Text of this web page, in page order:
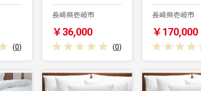
(0)
長崎県壱岐市
￥36,000
(0)
長崎県壱岐市
￥170,000